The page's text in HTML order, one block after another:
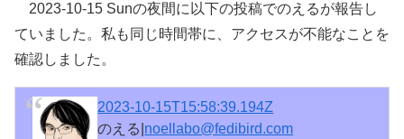
2023-10-15 Sunの夜間に以下の投稿でのえるが報告し
ていました。私も同じ時間帯に、アクセスが不能なことを
確認しました。
2023-10-15T15:58:39.194Z
のえる| noellabo@fedibird.com